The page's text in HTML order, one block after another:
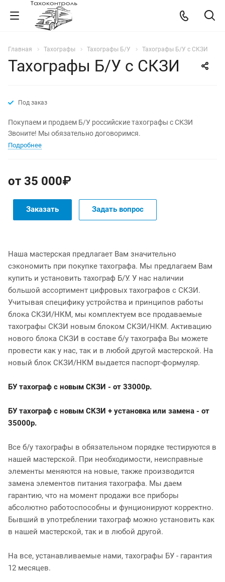
Главная Тахографы Тахографы Б/У Тахографы Б/У с СКЗИ
Тахографы Б/У с СКЗИ
Под заказ
Покупаем и продаем Б/У российские тахографы с СКЗИ
Звоните! Мы обязательно договоримся.
Подробнее
от 35 000₽
Заказать Задать вопрос
Наша мастерская предлагает Вам значительно
сэкономить при покупке тахографа. Мы предлагаем Вам
купить и установить тахограф Б/У. У нас наличии
большой ассортимент цифровых тахографов с СКЗИ.
Учитывая специфику устройства и принципов работы
блока СКЗИ/НКМ, мы комплектуем все продаваемые
тахографы СКЗИ новым блоком СКЗИ/НКМ. Активацию
нового блока СКЗИ в составе б/у тахографа Вы можете
провести как у нас, так и в любой другой мастерской. На
новый блок СКЗИ/НКМ выдается паспорт-формуляр.
БУ тахограф с новым СКЗИ - от 33000р.
БУ тахограф с новым СКЗИ + установка или замена - от
35000р.
Все б/у тахографы в обязательном порядке тестируются в
нашей мастерской. При необходимости, неисправные
элементы меняются на новые, также производится
замена элементов питания тахографа. Мы даем
гарантию, что на момент продажи все приборы
абсолютно работоспособны и фунционируют корректно.
Бывший в употреблении тахограф можно установить как
в нашей мастерской, так и в любой другой.
На все, устанавливаемые нами, тахографы БУ - гарантия
12 месяцев.